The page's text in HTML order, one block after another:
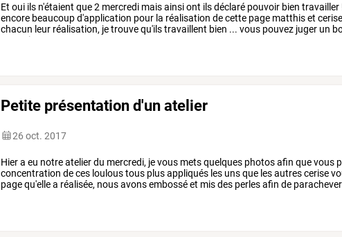
Et oui ils n'étaient que2 mercredi maisainsiont ilsdéclaré pouvoir bien travailler
encore beaucoupd'application pour la réalisation decette page matthiset cerise
chacun leur réalisation, jetrouvequ'ilstravaillent bien ... vous pouvez juger un
si
Petite présentation d'un atelier
26 oct. 2017
Hiera eu notreatelierdu mercredi, jevous metsquelques photosafin quevous
concentration deces louloustous plusappliqués les unsque lesautrescerise
pagequ'ellea réalisée, nousavonsembosséet misdes perlesafin de parachever